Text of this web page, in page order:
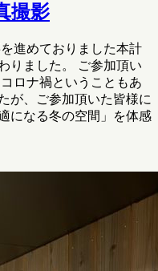
撮影
進めておりました本計
りました。 ご参加頂い
ロナ禍ということもあ
が、ご参加頂いた皆様に
になる冬の空間」を体感